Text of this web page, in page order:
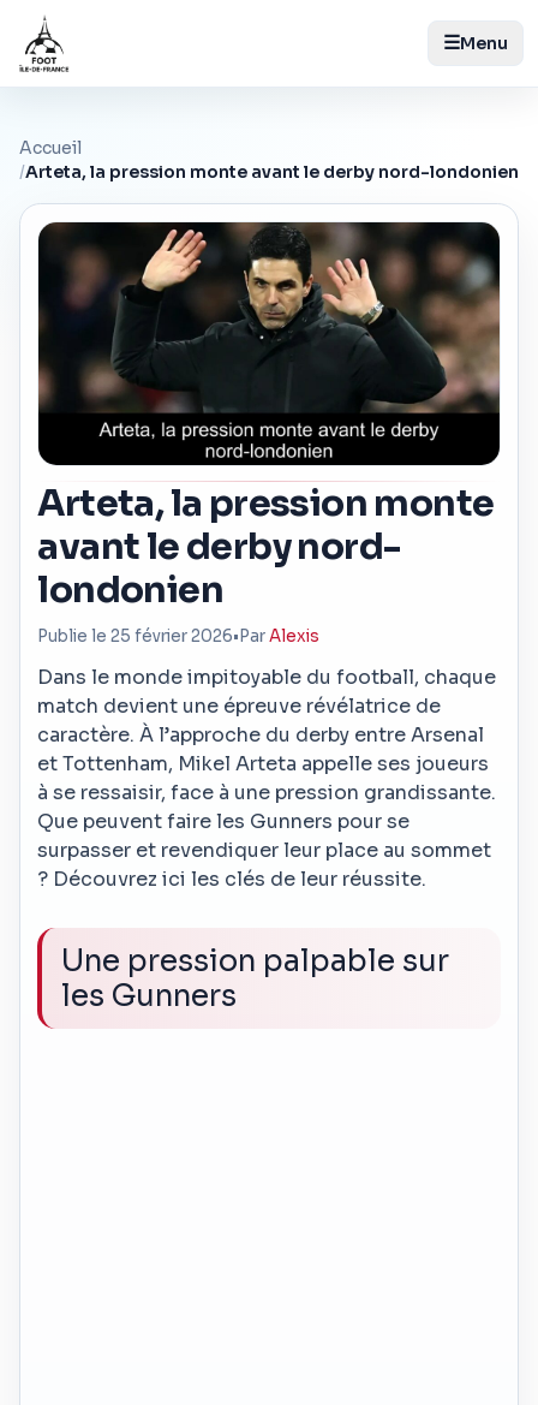
☰Menu
Accueil
/Arteta, la pression monte avant le derby nord-londonien
Arteta, la pression monte
avant le derby nord-
londonien
Publie le 25 février 2026• ParAlexis
Dans le monde impitoyable du football, chaque
match devient une épreuve révélatrice de
caractère. À l’approche du derby entre Arsenal
et Tottenham, Mikel Arteta appelle ses joueurs
à se ressaisir, face à une pression grandissante.
Que peuvent faire les Gunners pour se
surpasser et revendiquer leur place au sommet
? Découvrez ici les clés de leur réussite.
Une pression palpable sur
les Gunners